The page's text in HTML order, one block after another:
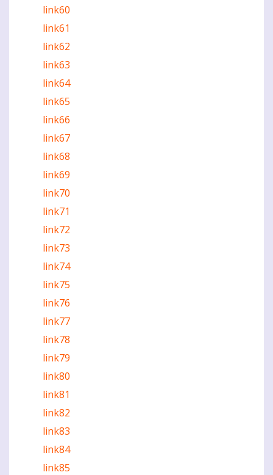
link60
link61
link62
link63
link64
link65
link66
link67
link68
link69
link70
link71
link72
link73
link74
link75
link76
link77
link78
link79
link80
link81
link82
link83
link84
link85